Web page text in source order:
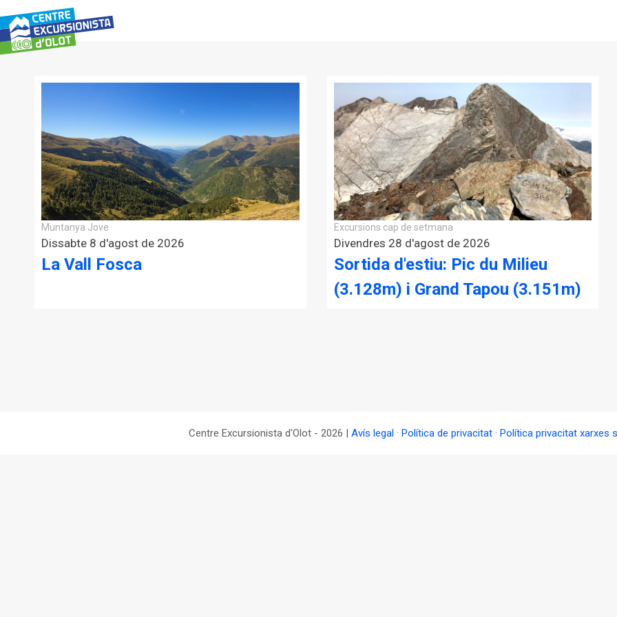
al
contingut
Muntanya Jove
Dissabte 8 d'agost de 2026
La Vall Fosca
Excursions cap de setmana
Divendres 28 d'agost de 2026
Sortida d'estiu: Pic du Milieu
(3.128m) i Grand Tapou (3.151m)
Centre Excursionista d'Olot - 2026 | Avís legal· Política de privacitat· Política privacitat xarxes